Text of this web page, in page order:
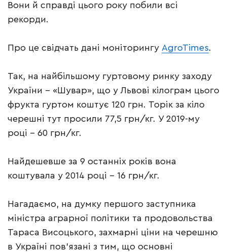
Вони й справді цього року побили всі
рекорди.
Про це свідчать дані моніторингу AgroTimes.
Так, на найбільшому гуртовому ринку заходу
України – «Шувар», що у Львові кілограм цього
фрукта гуртом коштує 120 грн. Торік за кіло
черешні тут просили 77,5 грн/кг. У 2019-му
році – 60 грн/кг.
Найдешевше за 9 останніх років вона
коштувала у 2014 році – 16 грн/кг.
Нагадаємо, на думку першого заступника
міністра аграрної політики та продовольства
Тараса Висоцького, захмарні ціни на черешню
в Україні пов’язані з тим, що основні